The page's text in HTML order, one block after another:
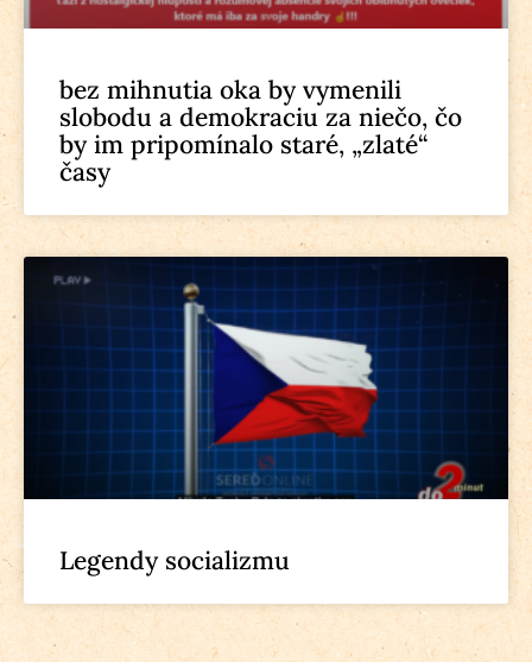
bez mihnutia oka by vymenili
slobodu a demokraciu za niečo, čo
by im pripomínalo staré, „zlaté“
časy
Legendy socializmu